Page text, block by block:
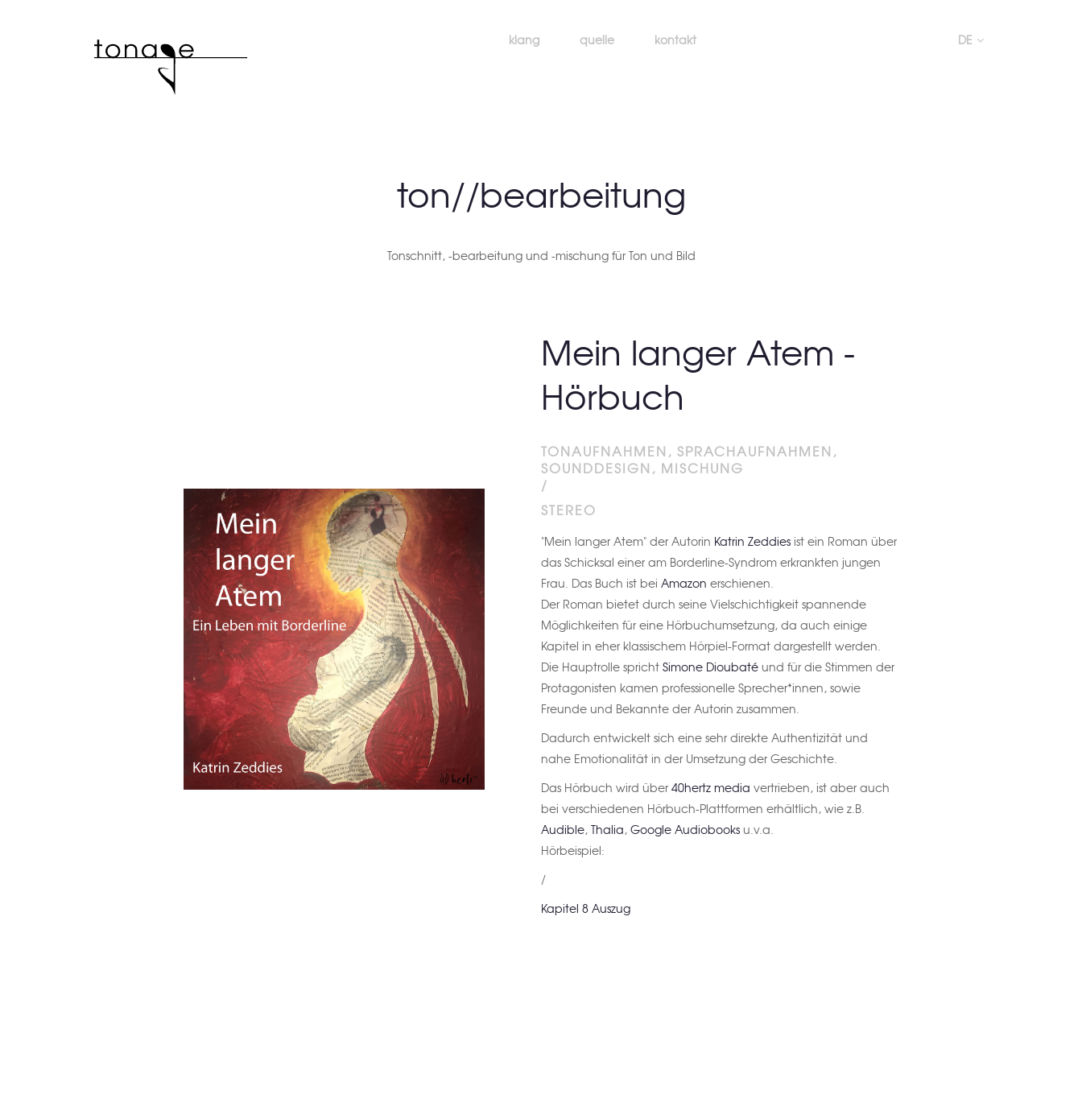
DE
klang quelle kontakt
ton//bearbeitung
Tonschnitt, -bearbeitung und -mischung für Ton und Bild
Mein langer Atem -
Hörbuch
TONAUFNAHMEN, SPRACHAUFNAHMEN,
SOUNDDESIGN, MISCHUNG
/
STEREO
"Mein langer Atem" der Autorin Katrin Zeddies ist ein Roman über
das Schicksal einer am Borderline-Syndrom erkrankten jungen
Frau. Das Buch ist bei Amazon erschienen.
Der Roman bietet durch seine Vielschichtigkeit spannende
Möglichkeiten für eine Hörbuchumsetzung, da auch einige
Kapitel in eher klassischem Hörpiel-Format dargestellt werden.
Die Hauptrolle spricht Simone Dioubaté und für die Stimmen der
Protagonisten kamen professionelle Sprecher*innen, sowie
Freunde und Bekannte der Autorin zusammen.
Dadurch entwickelt sich eine sehr direkte Authentizität und
nahe Emotionalität in der Umsetzung der Geschichte.
Das Hörbuch wird über 40hertz media vertrieben, ist aber auch
bei verschiedenen Hörbuch-Plattformen erhältlich, wie z.B.
Audible, Thalia, Google Audiobooks u.v.a.
Hörbeispiel:
/
Kapitel 8 Auszug